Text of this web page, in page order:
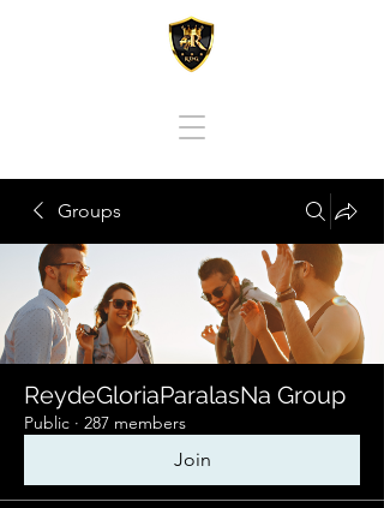
Groups
ReydeGloriaParalasNa Group
Public · 287 members
Join